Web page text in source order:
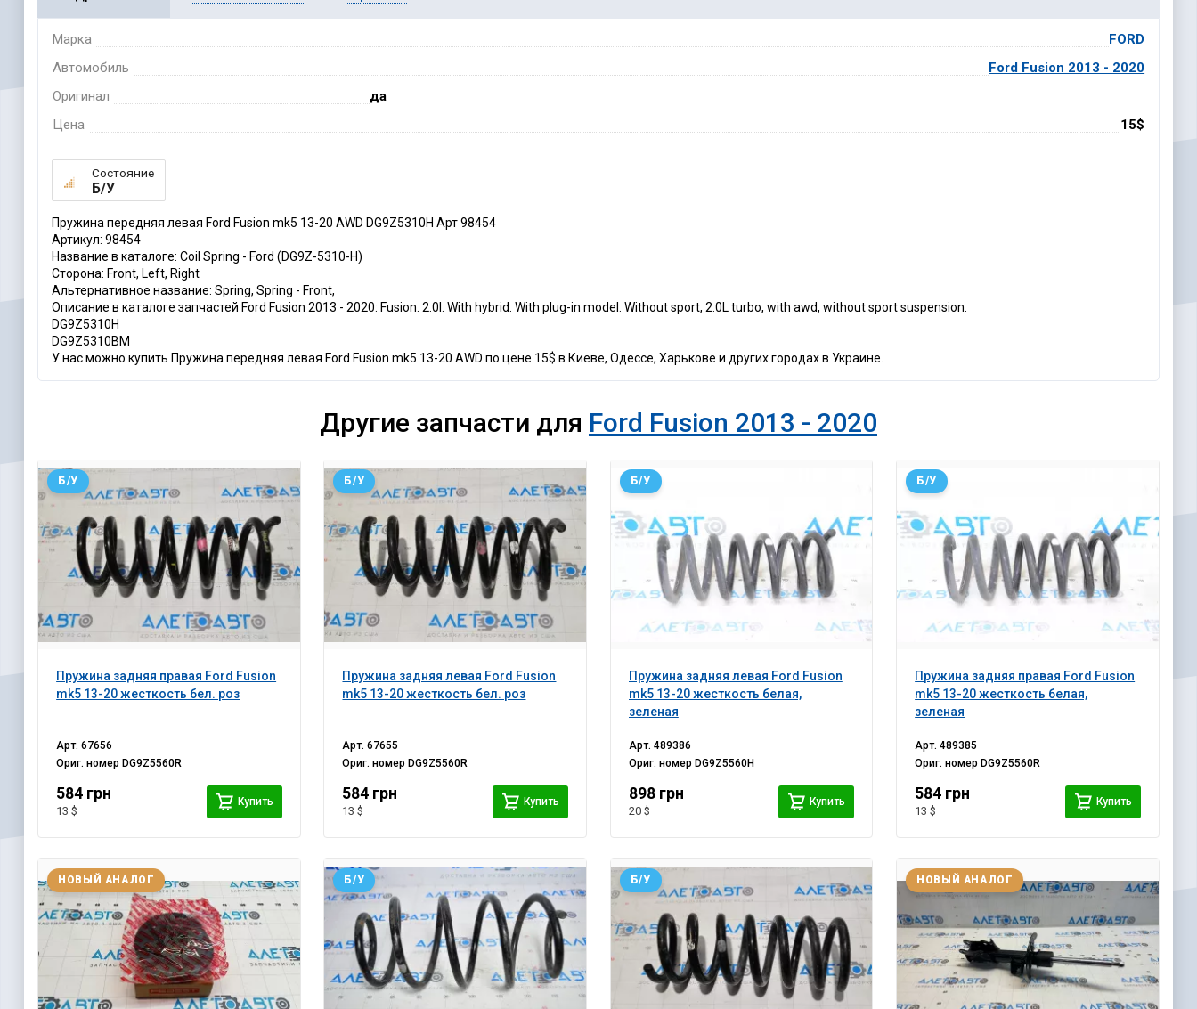
Марка
FORD
Автомобиль
Ford Fusion 2013 - 2020
Оригинал
да
Цена
15$
Состояние
Б/У
Пружина передняя левая Ford Fusion mk5 13-20 AWD DG9Z5310H Арт 98454
Артикул: 98454
Название в каталоге: Coil Spring - Ford (DG9Z-5310-H)
Сторона: Front, Left, Right
Альтернативное название: Spring, Spring - Front,
Описание в каталоге запчастей Ford Fusion 2013 - 2020: Fusion. 2.0l. With hybrid. With plug-in model. Without sport, 2.0L turbo, with awd, without sport suspension.
DG9Z5310H
DG9Z5310BM
У нас можно купить Пружина передняя левая Ford Fusion mk5 13-20 AWD по цене 15$ в Киеве, Одессе, Харькове и других городах в Украине.
Другие запчасти для Ford Fusion 2013 - 2020
Пружина задняя правая Ford Fusion
mk5 13-20 жесткость бел. роз
Б/У
Арт.67656
Ориг. номер DG9Z5560R
584 грн
13 $
Купить
Пружина задняя левая Ford Fusion
mk5 13-20 жесткость бел. роз
Б/У
Арт.67655
Ориг. номер DG9Z5560R
584 грн
13 $
Купить
Пружина задняя левая Ford Fusion
mk5 13-20 жесткость белая,
зеленая
Б/У
Арт. 489386
Ориг. номер DG9Z5560H
898 грн
20 $
Купить
Пружина задняя правая Ford Fusion
mk5 13-20 жесткость белая,
зеленая
Б/У
Арт.489385
Ориг. номер DG9Z5560R
584 грн
13 $
Купить
НОВЫЙ АНАЛОГ Б/У Б/У НОВЫЙ АНАЛОГ